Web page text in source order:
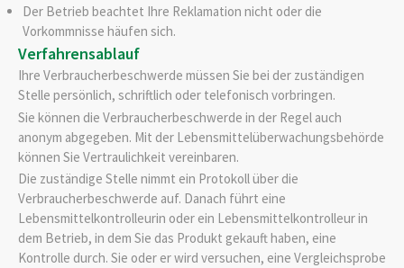
Der Betrieb beachtet Ihre Reklamation nicht oder die
Vorkommnisse häufen sich.
Verfahrensablauf
Ihre Verbraucherbeschwerde müssen Sie bei der zuständigen
Stelle persönlich, schriftlich oder telefonisch vorbringen.
Sie können die Verbraucherbeschwerde in der Regel auch
anonym abgegeben. Mit der Lebensmittelüberwachungsbehörde
können Sie Vertraulichkeit vereinbaren.
Die zuständige Stelle nimmt ein Protokoll über die
Verbraucherbeschwerde auf. Danach führt eine
Lebensmittelkontrolleurin oder ein Lebensmittelkontrolleur in
dem Betrieb, in dem Sie das Produkt gekauft haben, eine
Kontrolle durch. Sie oder er wird versuchen, eine Vergleichsprobe